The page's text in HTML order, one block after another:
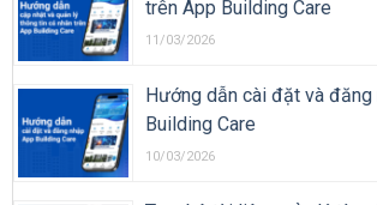
trên App Building Care
11/03/2026
Hướng dẫn cài đặt và
Building Care
10/03/2026